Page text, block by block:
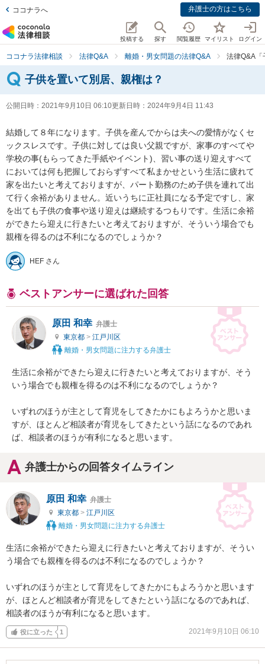
ココナラへ 弁護士の方はこちら
投稿する 探す 閲覧履歴 マイリスト ログイン
ココナラ法律相談 法律Q&A 離婚・男女問題の法律Q&A 法律Q&A「
子供を置いて別居、親権は？
公開日時： 2021年9月10日 06:10更新日時： 2024年9月4日 11:43
結婚して８年になります。子供を産んでからは夫への愛情がなくセ
ックスレスです。子供に対しては良い父親ですが、家事のすべてや
学校の事(もらってきた手紙やイベント)、習い事の送り迎えすべて
においては何も把握しておらずすべて私まかせという生活に疲れて
家を出たいと考えておりますが、パート勤務のため子供を連れて出
て行く余裕がありません。近いうちに正社員になる予定ですし、家
を出ても子供の食事や送り迎えは継続するつもりです。生活に余裕
ができたら迎えに行きたいと考えておりますが、そういう場合でも
親権を得るのは不利になるのでしょうか？
HEF さん
ベストアンサーに選ばれた回答
原田 和幸 弁護士
東京都 > 江戸川区
離婚・男女問題に注力する弁護士
生活に余裕ができたら迎えに行きたいと考えておりますが、そう
いう場合でも親権を得るのは不利になるのでしょうか？
いずれのほうが主として育児をしてきたかにもよろうかと思いま
すが、ほとんど相談者が育児をしてきたという話になるのであれ
ば、相談者のほうが有利になると思います。
弁護士からの回答タイムライン
原田 和幸 弁護士
東京都 > 江戸川区
離婚・男女問題に注力する弁護士
生活に余裕ができたら迎えに行きたいと考えておりますが、そうい
う場合でも親権を得るのは不利になるのでしょうか？
いずれのほうが主として育児をしてきたかにもよろうかと思います
が、ほとんど相談者が育児をしてきたという話になるのであれば、
相談者のほうが有利になると思います。
役に立った 1 2021年9月10日 06:10